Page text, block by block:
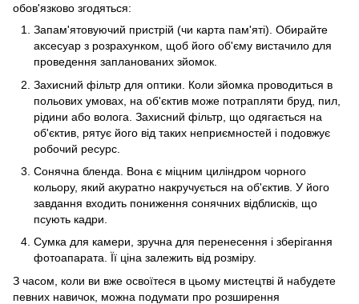
обов'язково згодяться:
Запам'ятовуючий пристрій (чи карта пам'яті). Обирайте
аксесуар з розрахунком, щоб його об'єму вистачило для
проведення запланованих зйомок.
Захисний фільтр для оптики. Коли зйомка проводиться в
польових умовах, на об'єктив може потрапляти бруд, пил,
рідини або волога. Захисний фільтр, що одягається на
об'єктив, рятує його від таких неприємностей і подовжує
робочий ресурс.
Сонячна бленда. Вона є міцним циліндром чорного
кольору, який акуратно накручується на об'єктив. У його
завдання входить пониження сонячних відблисків, що
псують кадри.
Сумка для камери, зручна для перенесення і зберігання
фотоапарата. Її ціна залежить від розміру.
З часом, коли ви вже освоїтеся в цьому мистецтві й набудете
певних навичок, можна подумати про розширення